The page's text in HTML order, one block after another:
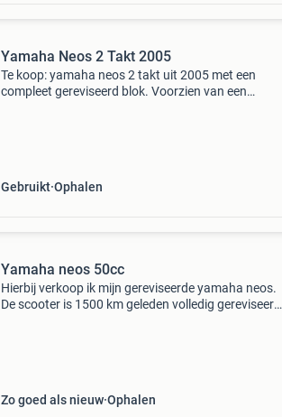
Yamaha Neos 2 Takt 2005
Te koop: yamaha neos 2 takt uit 2005 met een
compleet gereviseerd blok. Voorzien van een
Gebruikt Ophalen
Yamaha neos 50cc
Hierbij verkoop ik mijn gereviseerde yamaha neos.
De scooter is 1500 km geleden volledig gereviseerd
Zo goed als nieuw Ophalen